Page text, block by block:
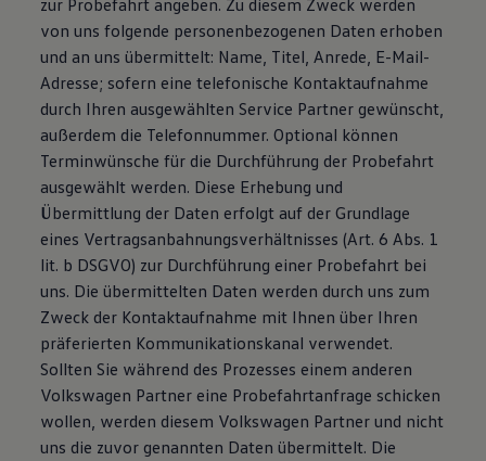
zur Probefahrt angeben. Zu diesem Zweck werden
von uns folgende personenbezogenen Daten erhoben
und an uns übermittelt: Name, Titel, Anrede, E-Mail-
Adresse; sofern eine telefonische Kontaktaufnahme
durch Ihren ausgewählten Service Partner gewünscht,
außerdem die Telefonnummer. Optional können
Terminwünsche für die Durchführung der Probefahrt
ausgewählt werden. Diese Erhebung und
Übermittlung der Daten erfolgt auf der Grundlage
eines Vertragsanbahnungsverhältnisses (Art. 6 Abs. 1
lit. b DSGVO) zur Durchführung einer Probefahrt bei
uns. Die übermittelten Daten werden durch uns zum
Zweck der Kontaktaufnahme mit Ihnen über Ihren
präferierten Kommunikationskanal verwendet.
Sollten Sie während des Prozesses einem anderen
Volkswagen Partner eine Probefahrtanfrage schicken
wollen, werden diesem Volkswagen Partner und nicht
uns die zuvor genannten Daten übermittelt. Die